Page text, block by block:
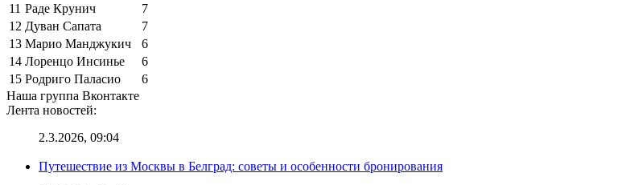
11 Раде Крунич
7
12 Дуван Сапата
7
13 Марио Манджукич
6
14 Лоренцо Инсинье
6
15 Родриго Паласио
6
Наша группа Вконтакте
Лента новостей:
2.3.2026, 09:04
Путешествие из Москвы в Белград: советы и особенности бронирования